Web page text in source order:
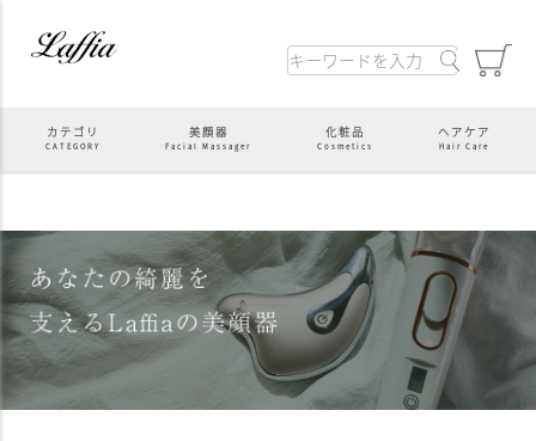
カテゴリ
CATEGORY
美顔器
Facial Massager
化粧品
Cosmetics
ヘアケア
Hair Care